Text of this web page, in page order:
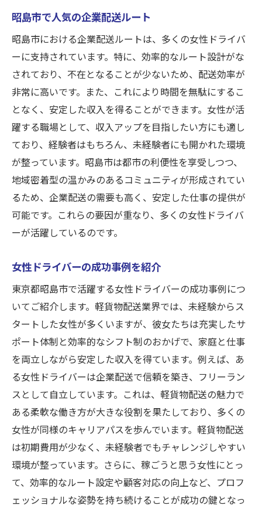
長期的に安定するためのキャリア設計
成功するための時間管理術
女性活躍中！昭島市での企業配送でプライベー
トと両立する方法
プライベート時間を確保するコツ
昭島市での柔軟な働き方の実現
家庭と仕事のバランスを取る方法
女性ならではのライフスタイルに合う仕事
職場でのサポート体制を活用しよう
仕事の効率化でプライベートを充実
昭島市で軽貨物配送を始めるメリットと問い合
わせ方法
昭島市の市場状況とニーズ
問い合わせ前に知っておくべきこと
実際の業務内容とその魅力
ヘルプデスクの活用法
具体的な問い合わせ方法のガイド
稼ごう！昭島市の軽貨物配送で得られる収入と
魅力
収入を最大化するためのポイント
昭島市での平均収入とその理由
魅力的なインセンティブ制度
初心者でも安心の収入モデル
収入アップのためのキャリアパス
昭島市で人気の企業配送ルート
昭島市における企業配送ルートは、多くの女性ドライバ
ーに支持されています。特に、効率的なルート設計がな
されており、不在となることが少ないため、配送効率が
非常に高いです。また、これにより時間を無駄にするこ
となく、安定した収入を得ることができます。女性が活
躍する職場として、収入アップを目指したい方にも適し
ており、経験者はもちろん、未経験者にも開かれた環境
が整っています。昭島市は都市の利便性を享受しつつ、
地域密着型の温かみのあるコミュニティが形成されてい
るため、企業配送の需要も高く、安定した仕事の提供が
可能です。これらの要因が重なり、多くの女性ドライバ
ーが活躍しているのです。
女性ドライバーの成功事例を紹介
東京都昭島市で活躍する女性ドライバーの成功事例につ
いてご紹介します。軽貨物配送業界では、未経験からス
タートした女性が多くいますが、彼女たちは充実したサ
ポート体制と効率的なシフト制のおかげで、家庭と仕事
を両立しながら安定した収入を得ています。例えば、あ
る女性ドライバーは企業配送で信頼を築き、フリーラン
スとして自立しています。これは、軽貨物配送の魅力で
ある柔軟な働き方が大きな役割を果たしており、多くの
女性が同様のキャリアパスを歩んでいます。軽貨物配送
は初期費用が少なく、未経験者でもチャレンジしやすい
環境が整っています。さらに、稼ごうと思う女性にとっ
て、効率的なルート設定や顧客対応の向上など、プロフ
ェッショナルな姿勢を持ち続けることが成功の鍵となっ